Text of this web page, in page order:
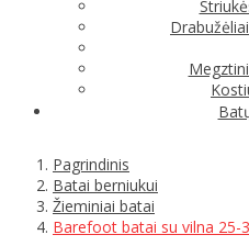
Pagrindinis
Batai berniukui
Žieminiai batai
Barefoot batai su vilna 25-